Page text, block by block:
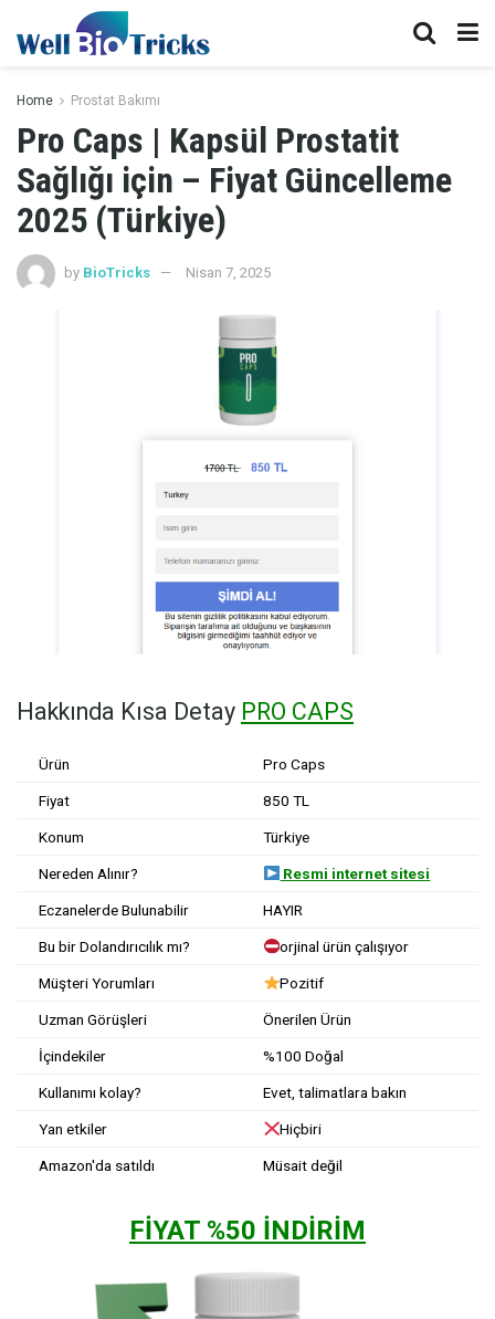
Home Prostat Bakımı
Pro Caps | Kapsül Prostatit
Sağlığı için – Fiyat Güncelleme
2025 (Türkiye)
by BioTricks Nisan 7, 2025
Hakkında Kısa Detay PRO CAPS
Ürün Pro Caps
Fiyat 850 TL
Konum Türkiye
Nereden Alınır? Resmi internet sitesi
Eczanelerde Bulunabilir HAYIR
Bu bir Dolandırıcılık mı? orjinal ürün çalışıyor
Müşteri Yorumları Pozitif
Uzman Görüşleri Önerilen Ürün
İçindekiler %100 Doğal
Kullanımı kolay? Evet, talimatlara bakın
Yan etkiler Hiçbiri
Amazon'da satıldı Müsait değil
FİYAT %50 İNDİRİM